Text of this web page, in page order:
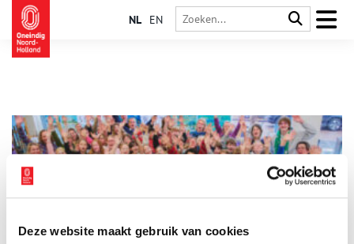
Deze website maakt gebruik van cookies
NL EN